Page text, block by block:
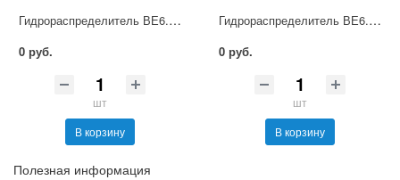
Гидрораспределитель ВЕ6.64 В220 НМ УХЛ4
0 руб.
шт
В корзину
Гидрораспределитель ВЕ6.14 Г12 НМ УХЛ4
0 руб.
шт
В корзину
Полезная информация